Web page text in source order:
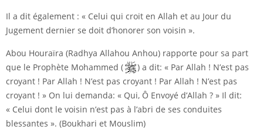
Il a dit également : « Celui qui croit en Allah et au Jour du
Jugement dernier se doit d’honorer son voisin ».
Abou Houraïra (Radhya Allahou Anhou) rapporte pour sa part
que le Prophète Mohammed (
) a dit: « Par Allah ! N’est pas
croyant ! Par Allah ! N’est pas croyant ! Par Allah ! N’est pas
croyant ! » On lui demanda: « Qui, Ô Envoyé d’Allah ? » Il dit:
« Celui dont le voisin n’est pas à l’abri de ses conduites
blessantes ». (Boukhari et Mouslim)